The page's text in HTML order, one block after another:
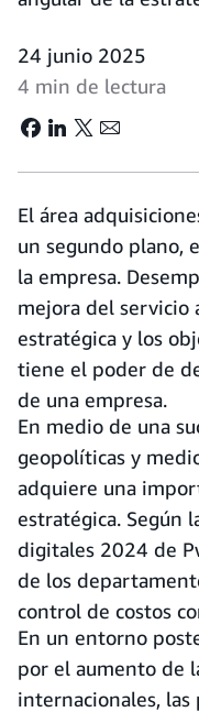
24 junio 2025
4 min de lectura
El área
un segundo plano,
la empresa.
mejora del servicio
estratégica y los
tiene el poder de
de una empresa.
En medio de una
geopolíticas y
adquiere una
estratégica. Según
digitales 2024 de
de los
control de costos
En un entorno
por el aumento de
internacionales, las